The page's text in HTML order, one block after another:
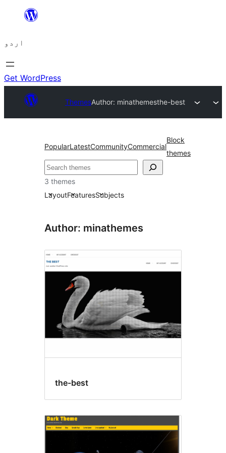
چھوڑیں
پر
جائیں
اردو
Get WordPress
ThemesAuthor: minathemesthe-best
PopularLatestCommunityCommercial
Block
themes
تلاش
3 themes
LayoutFeaturesSubjects
Author: minathemes
the-best